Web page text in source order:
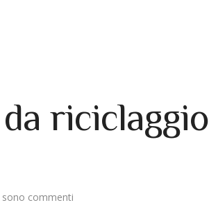
riciclaggio
sono commenti